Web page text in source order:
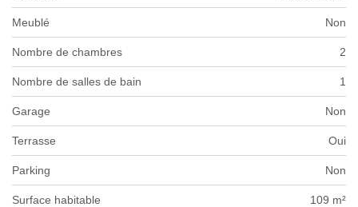
Meublé Non
Nombre de chambres 2
Nombre de salles de bain 1
Garage Non
Terrasse Oui
Parking Non
Surface habitable 109 m²